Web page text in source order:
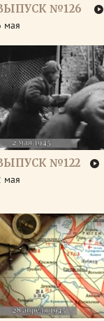
№126
мая
№122
мая